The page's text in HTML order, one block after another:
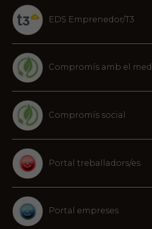
EDS Emprenedor/T3
Compromís amb el
Compromís social
Portal treballadors/es
Portal empreses